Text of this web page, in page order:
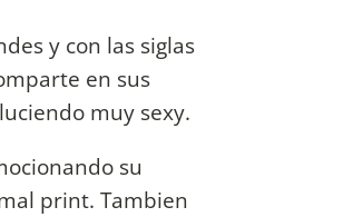
y con las siglas
en sus
muy sexy.
su
print. Tambien